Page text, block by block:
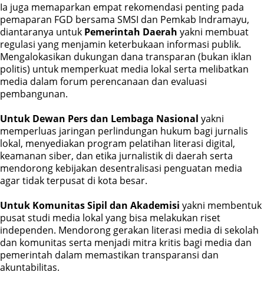
Ia juga memaparkan empat rekomendasi penting pada
pemaparan FGD bersama SMSI dan Pemkab Indramayu,
diantaranya untuk Pemerintah Daerah yakni membuat
regulasi yang menjamin keterbukaan informasi publik.
Mengalokasikan dukungan dana transparan (bukan iklan
politis) untuk memperkuat media lokal serta melibatkan
media dalam forum perencanaan dan evaluasi
pembangunan.
Untuk Dewan Pers dan Lembaga Nasional yakni
memperluas jaringan perlindungan hukum bagi jurnalis
lokal, menyediakan program pelatihan literasi digital,
keamanan siber, dan etika jurnalistik di daerah serta
mendorong kebijakan desentralisasi penguatan media
agar tidak terpusat di kota besar.
Untuk Komunitas Sipil dan Akademisi yakni membentuk
pusat studi media lokal yang bisa melakukan riset
independen. Mendorong gerakan literasi media di sekolah
dan komunitas serta menjadi mitra kritis bagi media dan
pemerintah dalam memastikan transparansi dan
akuntabilitas.